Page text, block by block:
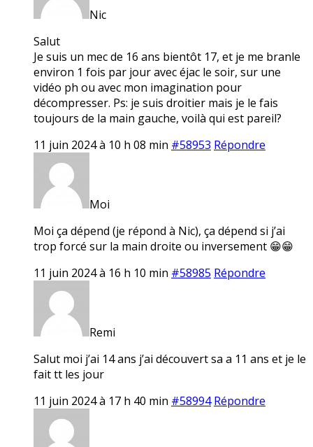
Nic
Salut
Je suis un mec de 16 ans bientôt 17, et je me branle
environ 1 fois par jour avec éjac le soir, sur une
vidéo ph ou avec mon imagination pour
décompresser. Ps: je suis droitier mais je le fais
toujours de la main gauche, voilà qui est pareil?
11 juin 2024 à 10 h 08 min #58953 Répondre
Moi
Moi ça dépend (je répond à Nic), ça dépend si j’ai
trop forcé sur la main droite ou inversement 😁😁
11 juin 2024 à 16 h 10 min #58985 Répondre
Remi
Salut moi j’ai 14 ans j’ai découvert sa a 11 ans et je le
fait tt les jour
11 juin 2024 à 17 h 40 min #58994 Répondre